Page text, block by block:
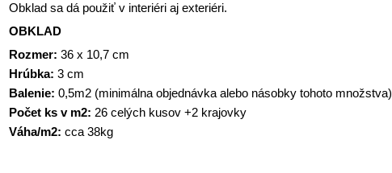
Obklad sa dá použiť v interiéri aj exteriéri.
OBKLAD
Rozmer: 36 x 10,7 cm
Hrúbka: 3 cm
Balenie: 0,5m2 (minimálna objednávka alebo násobky tohoto množstva)
Počet ks v m2: 26 celých kusov +2 krajovky
Váha/m2: cca 38kg